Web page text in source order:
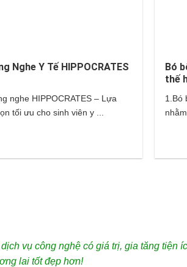
Nghe Y Tế HIPPOCRATES
nghe HIPPOCRATES – Lựa
tối ưu cho sinh viên y ...
Bó
thế
1.Bó
vụ công nghệ có giá trị, gia tăng tiện
lai tốt đẹp hơn!